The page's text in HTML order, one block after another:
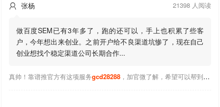
 张杨 21398 人阅读
做百度SEM已有3年多了，跑的还可以，手上也积累了些客
户，今年想出来创业。之前开户给不良渠道坑惨了，现在自己
创业想找个稳定渠道公司长期合作...
真帅！靠谱推官方有这项服务gcd28288，加官微了解，希望可以帮到你！